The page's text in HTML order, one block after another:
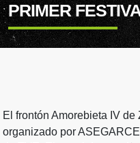
PRIMER
El frontón Amorebieta IV de
organizado por